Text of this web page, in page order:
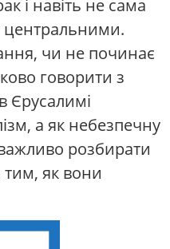
і навіть не сама
центральними.
чи не починає
говорити з
Єрусалимі
а як небезпечну
розбирати
тим, як вони